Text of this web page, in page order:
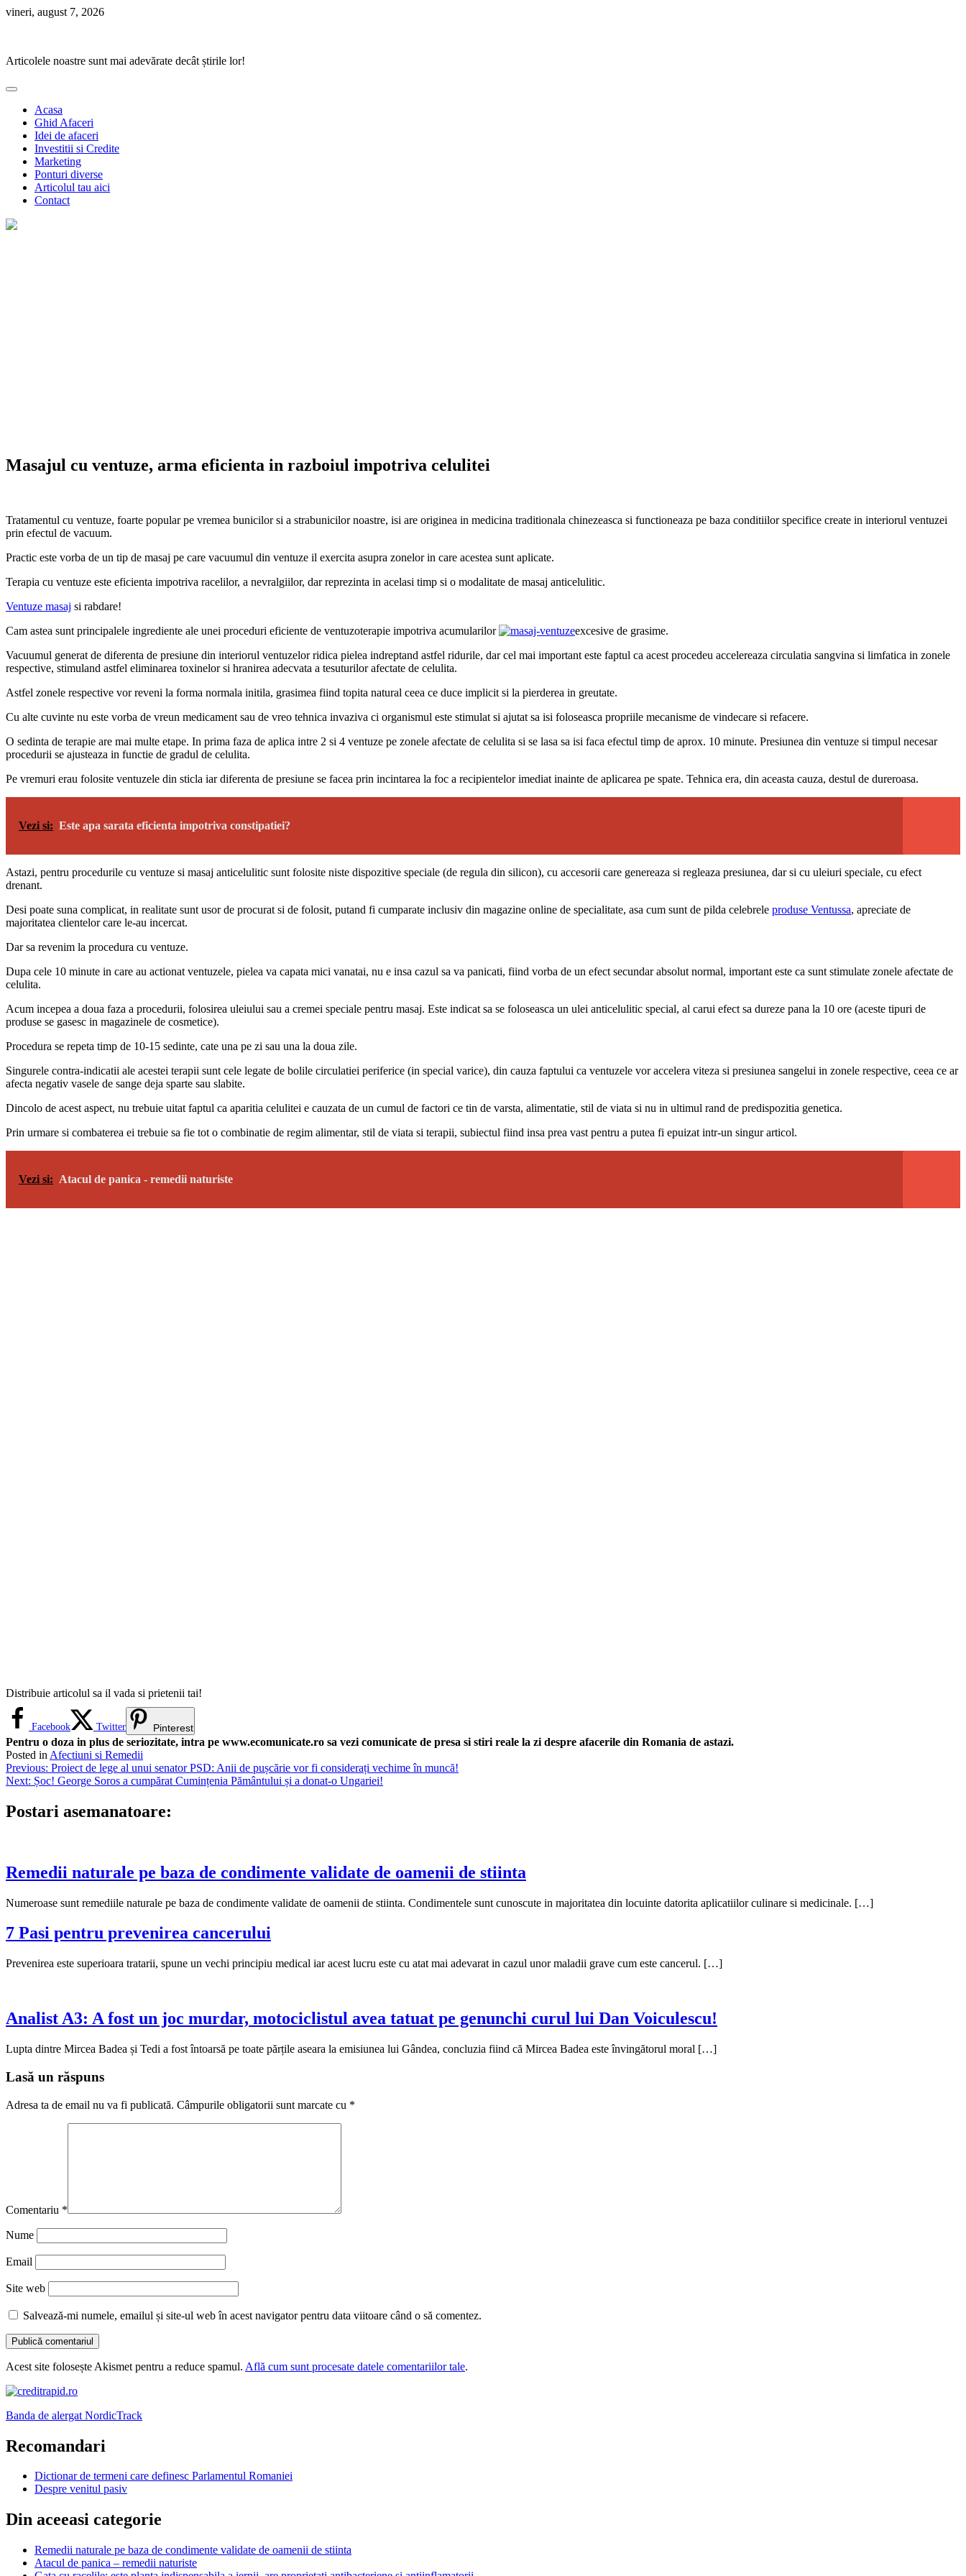
Skip
vineri, august 7, 2026
Articolele noastre sunt mai adevărate decât știrile lor!
Acasa
Ghid Afaceri
Idei de afaceri
Investitii si Credite
Marketing
Ponturi diverse
Articolul tau aici
Contact
Masajul cu ventuze, arma eficienta in razboiul impotriva celulitei
Tratamentul cu ventuze, foarte popular pe vremea bunicilor si a strabunicilor noastre, isi are originea in medicina traditionala chinezeasca si functioneaza pe baza conditiilor specifice create in interiorul ventuzei
prin efectul de vacuum.
Practic este vorba de un tip de masaj pe care vacuumul din ventuze il exercita asupra zonelor in care acestea sunt aplicate.
Terapia cu ventuze este eficienta impotriva racelilor, a nevralgiilor, dar reprezinta in acelasi timp si o modalitate de masaj anticelulitic.
Ventuze masaj si rabdare!
Cam astea sunt principalele ingrediente ale unei proceduri eficiente de ventuzoterapie impotriva acumularilor
excesive de grasime.
Vacuumul generat de diferenta de presiune din interiorul ventuzelor ridica pielea indreptand astfel ridurile, dar cel mai important este faptul ca acest procedeu accelereaza circulatia sangvina si limfatica in zonele
respective, stimuland astfel eliminarea toxinelor si hranirea adecvata a tesuturilor afectate de celulita.
Astfel zonele respective vor reveni la forma normala initila, grasimea fiind topita natural ceea ce duce implicit si la pierderea in greutate.
Cu alte cuvinte nu este vorba de vreun medicament sau de vreo tehnica invaziva ci organismul este stimulat si ajutat sa isi foloseasca propriile mecanisme de vindecare si refacere.
O sedinta de terapie are mai multe etape. In prima faza de aplica intre 2 si 4 ventuze pe zonele afectate de celulita si se lasa sa isi faca efectul timp de aprox. 10 minute. Presiunea din ventuze si timpul necesar
procedurii se ajusteaza in functie de gradul de celulita.
Pe vremuri erau folosite ventuzele din sticla iar diferenta de presiune se facea prin incintarea la foc a recipientelor imediat inainte de aplicarea pe spate. Tehnica era, din aceasta cauza, destul de dureroasa.
Vezi si: Este apa sarata eficienta impotriva constipatiei?
Astazi, pentru procedurile cu ventuze si masaj anticelulitic sunt folosite niste dispozitive speciale (de regula din silicon), cu accesorii care genereaza si regleaza presiunea, dar si cu uleiuri speciale, cu efect
drenant.
Desi poate suna complicat, in realitate sunt usor de procurat si de folosit, putand fi cumparate inclusiv din magazine online de specialitate, asa cum sunt de pilda celebrele produse Ventussa, apreciate de
majoritatea clientelor care le-au incercat.
Dar sa revenim la procedura cu ventuze.
Dupa cele 10 minute in care au actionat ventuzele, pielea va capata mici vanatai, nu e insa cazul sa va panicati, fiind vorba de un efect secundar absolut normal, important este ca sunt stimulate zonele afectate de
celulita.
Acum incepea a doua faza a procedurii, folosirea uleiului sau a cremei speciale pentru masaj. Este indicat sa se foloseasca un ulei anticelulitic special, al carui efect sa dureze pana la 10 ore (aceste tipuri de
produse se gasesc in magazinele de cosmetice).
Procedura se repeta timp de 10-15 sedinte, cate una pe zi sau una la doua zile.
Singurele contra-indicatii ale acestei terapii sunt cele legate de bolile circulatiei periferice (in special varice), din cauza faptului ca ventuzele vor accelera viteza si presiunea sangelui in zonele respective, ceea ce ar
afecta negativ vasele de sange deja sparte sau slabite.
Dincolo de acest aspect, nu trebuie uitat faptul ca aparitia celulitei e cauzata de un cumul de factori ce tin de varsta, alimentatie, stil de viata si nu in ultimul rand de predispozitia genetica.
Prin urmare si combaterea ei trebuie sa fie tot o combinatie de regim alimentar, stil de viata si terapii, subiectul fiind insa prea vast pentru a putea fi epuizat intr-un singur articol.
Vezi si: Atacul de panica - remedii naturiste
Distribuie articolul sa il vada si prietenii tai!
Facebook Twitter Pinterest
Pentru o doza in plus de seriozitate, intra pe www.ecomunicate.ro sa vezi comunicate de presa si stiri reale la zi despre afacerile din Romania de astazi.
Posted in Afectiuni si Remedii
Navigare
în
articole
Previous: Proiect de lege al unui senator PSD: Anii de pușcărie vor fi considerați vechime în muncă!
Next: Șoc! George Soros a cumpărat Cumințenia Pământului și a donat-o Ungariei!
Postari asemanatoare:
Remedii naturale pe baza de condimente validate de oamenii de stiinta
Numeroase sunt remediile naturale pe baza de condimente validate de oamenii de stiinta. Condimentele sunt cunoscute in majoritatea din locuinte datorita aplicatiilor culinare si medicinale. […]
7 Pasi pentru prevenirea cancerului
Prevenirea este superioara tratarii, spune un vechi principiu medical iar acest lucru este cu atat mai adevarat in cazul unor maladii grave cum este cancerul. […]
Analist A3: A fost un joc murdar, motociclistul avea tatuat pe genunchi curul lui Dan Voiculescu!
Lupta dintre Mircea Badea și Tedi a fost întoarsă pe toate părțile aseara la emisiunea lui Gândea, concluzia fiind că Mircea Badea este învingătorul moral […]
Lasă un răspuns
Adresa ta de email nu va fi publicată. Câmpurile obligatorii sunt marcate cu *
Comentariu *
Nume
Email
Site web
Salvează-mi numele, emailul și site-ul web în acest navigator pentru data viitoare când o să comentez.
Acest site folosește Akismet pentru a reduce spamul. Află cum sunt procesate datele comentariilor tale.
Banda de alergat NordicTrack
Recomandari
Dictionar de termeni care definesc Parlamentul Romaniei
Despre venitul pasiv
Din aceeasi categorie
Remedii naturale pe baza de condimente validate de oamenii de stiinta
Atacul de panica – remedii naturiste